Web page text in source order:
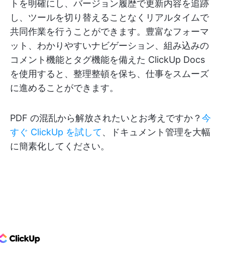
トを明確にし、バージョン履歴で更新内容を追跡
し、ツールを切り替えることなくリアルタイムで
共同作業を行うことができます。豊富なフォーマ
ット、わかりやすいナビゲーション、組み込みの
コメント機能とタグ機能を備えた ClickUp Docs
を使用すると、整理整頓を保ち、仕事をスムーズ
に進めることができます。
PDF の混乱から解放されたいとお考えですか？ 今
すぐ ClickUp を試して、ドキュメント管理を大幅
に簡素化してください。
Logo